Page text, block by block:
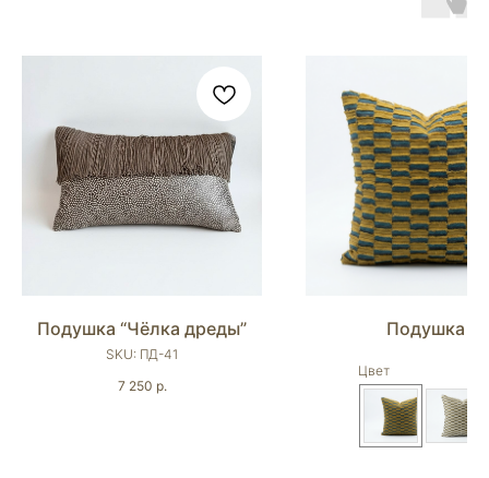
Подушка “Чёлка дреды”
SKU: ПД-41
7 250 р.
Подушка
Цвет